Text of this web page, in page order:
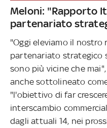
Meloni: "Rapporto
partenariato
"Oggi eleviamo il
partenariato strategico
sono più vicine che
anche sottolineato
"l'obiettivo di far
interscambio
dagli attuali 14, nei